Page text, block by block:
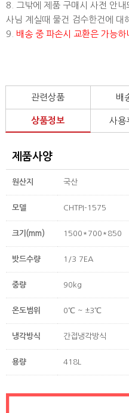
8. 그밖에 제품 구매시 사전 안내
사님 계실때 물건 검수한건에 대
9. 배송 중 파손시 교환은 가능하
관련상품 배
상품정보 사용
제품사양
원산지 국산
모델 CHTPI-1575
크기(mm) 1500*700*850
밧드수량 1/3 7EA
중량 90kg
온도범위 0℃ ~ ±3℃
냉각방식 간접냉각방식
용량 418L